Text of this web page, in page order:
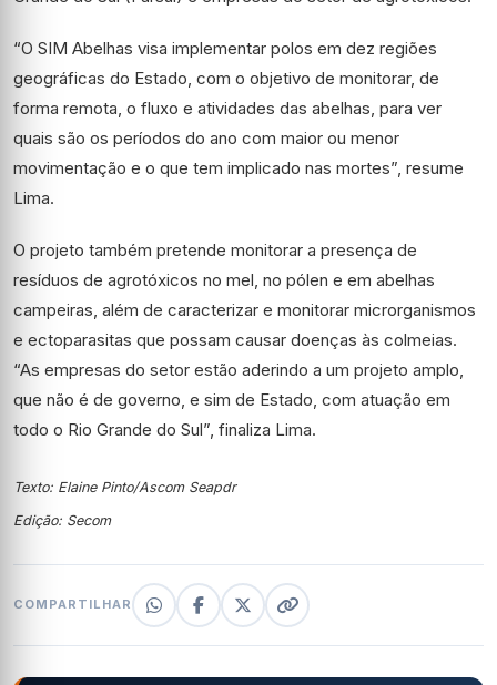
“O SIM Abelhas visa implementar polos em dez regiões
geográficas do Estado, com o objetivo de monitorar, de
forma remota, o fluxo e atividades das abelhas, para ver
quais são os períodos do ano com maior ou menor
movimentação e o que tem implicado nas mortes”, resume
Lima.
O projeto também pretende monitorar a presença de
resíduos de agrotóxicos no mel, no pólen e em abelhas
campeiras, além de caracterizar e monitorar microrganismos
e ectoparasitas que possam causar doenças às colmeias.
“As empresas do setor estão aderindo a um projeto amplo,
que não é de governo, e sim de Estado, com atuação em
todo o Rio Grande do Sul”, finaliza Lima.
Texto: Elaine Pinto/Ascom Seapdr
Edição: Secom
COMPARTILHAR